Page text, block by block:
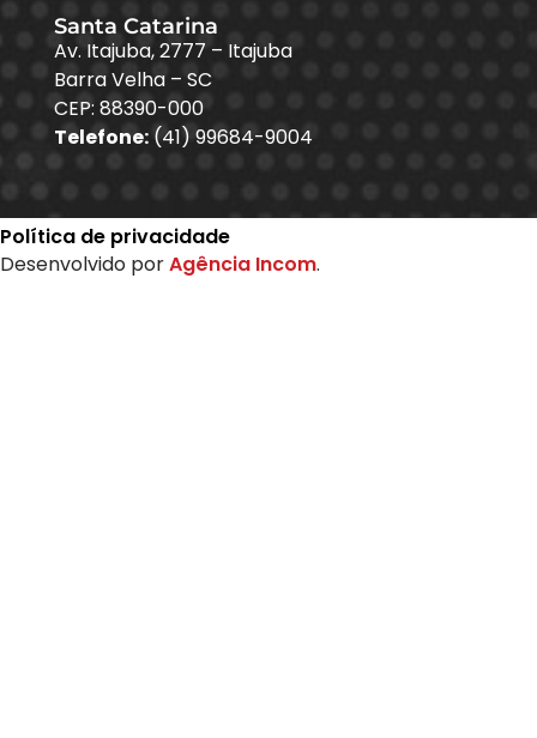
Santa Catarina
Av. Itajuba, 2777 – Itajuba
Barra Velha – SC
CEP: 88390-000
Telefone: (41) 99684-9004
Política de privacidade
Desenvolvido porAgência Incom.